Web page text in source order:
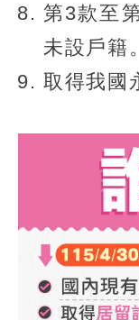
第3款至
未設戶籍。
取得我國